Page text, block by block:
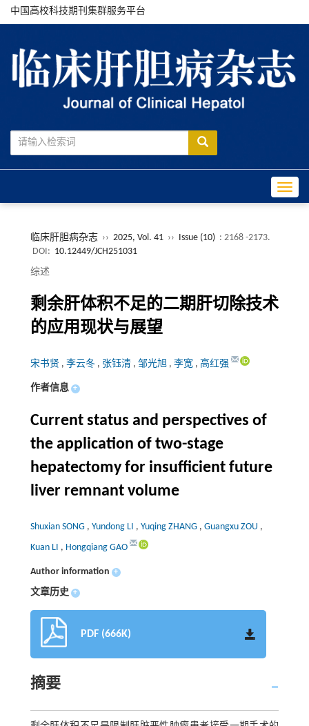
中国高校科技期刊集群服务平台
临床肝胆病杂志 ›› 2025, Vol. 41 ›› Issue (10) : 2168 -2173.
DOI: 10.12449/JCH251031
综述
剩余肝体积不足的二期肝切除技术
的应用现状与展望
宋书贤 , 李云冬 , 张钰清 , 邹光旭 , 李宽 , 高红强
作者信息 +
Current status and perspectives of
the application of two-stage
hepatectomy for insufficient future
liver remnant volume
Shuxian SONG , Yundong LI , Yuqing ZHANG , Guangxu ZOU ,
Kuan LI , Hongqiang GAO
Author information +
文章历史 +
PDF (666K)
摘要